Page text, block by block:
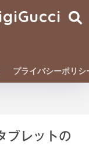
プライバシーポリシ
レットの